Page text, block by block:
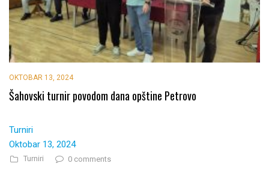
OKTOBAR 13, 2024
Šahovski turnir povodom dana opštine Petrovo
Turniri
Oktobar 13, 2024
Turniri 0 comments